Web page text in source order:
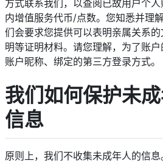
方式联系我们，以查阅已故用户个
内增值服务代币/点数。您知悉并理
们会要求您提供可以表明亲属关系
明等证明材料。请您理解，为了账
账户昵称、绑定的第三方登录方式。
我们如何保护未
信息
原则上，我们不收集未成年人的信息